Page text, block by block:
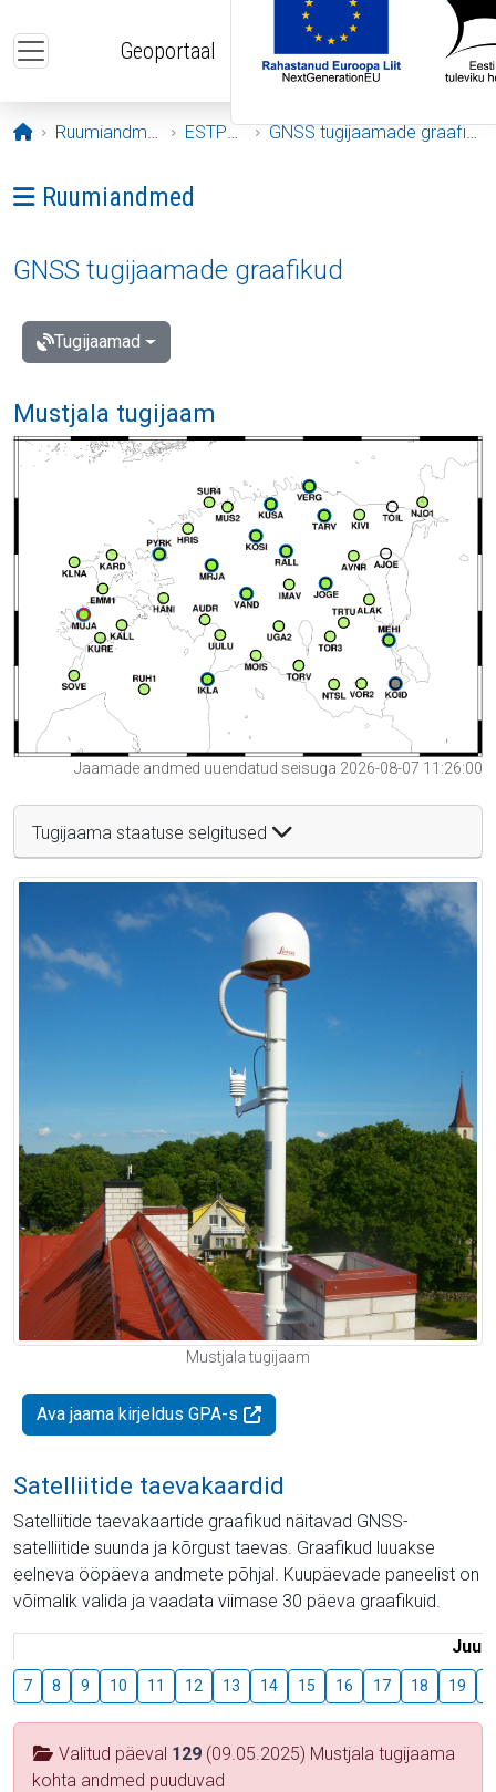
Geoportaal
Avaleht
Ruumiandmed ESTPOS GNSS tugijaamade graafikud
Ava menüü: Ruumiandmed
Ruumiandmed
GNSS tugijaamade graafikud
Tugijaamad
Mustjala tugijaam
Jaamade andmed uuendatud seisuga 2026-08-07 11:26:00
Tugijaama staatuse selgitused
Mustjala tugijaam
Ava jaama kirjeldus GPA-s
Satelliitide taevakaardid
Satelliitide taevakaartide graafikud näitavad GNSS-
satelliitide suunda ja kõrgust taevas. Graafikud luuakse
eelneva ööpäeva andmete põhjal. Kuupäevade paneelist on
võimalik valida ja vaadata viimase 30 päeva graafikuid.
Juuli
7 8 9 10 11 12 13 14 15 16 17 18 19
Valitud päeval 129 (09.05.2025) Mustjala tugijaama
kohta andmed puuduvad